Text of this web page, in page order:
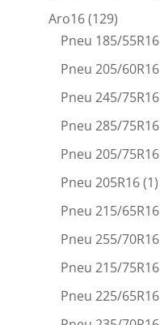
Aro16(129)
Pneu 185/55R16
Pneu 205/60R16
Pneu 245/75R16
Pneu 285/75R16
Pneu 205/75R16
Pneu 205R16(1)
Pneu 215/65R16
Pneu 255/70R16
Pneu 215/75R16
Pneu 225/65R16